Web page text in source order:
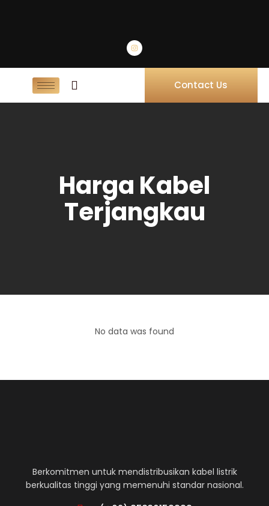
Contact Us
Harga Kabel
Terjangkau
No data was found
Berkomitmen untuk mendistribusikan kabel listrik
berkualitas tinggi yang memenuhi standar nasional.